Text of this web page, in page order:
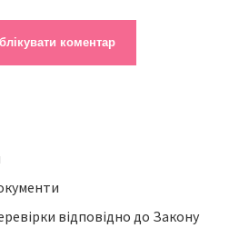
відповідно до Закону